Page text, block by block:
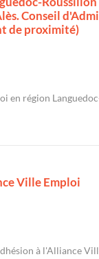
Conseil
de proximité)
en région
Ville Emploi
à l'Alliance